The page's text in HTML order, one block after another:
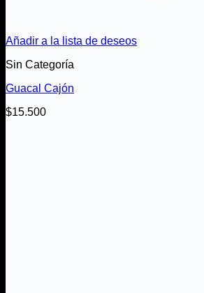
Añadir a la lista de deseos
Sin Categoría
Guacal Cajón
$15.500